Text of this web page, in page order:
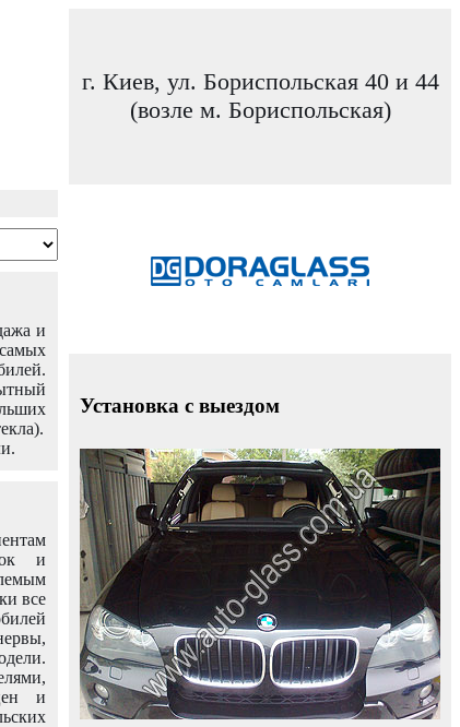
г. Киев, ул. Бориспольская 40 и 44
(возле м. Бориспольская)
и
и
все
и
Установка с выездом